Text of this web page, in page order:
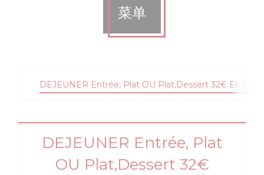
菜单
DEJEUNER Entrée, Plat OU Plat,Dessert 32€
DEJEUNER Entrée, Plat
OU Plat,Dessert 32€